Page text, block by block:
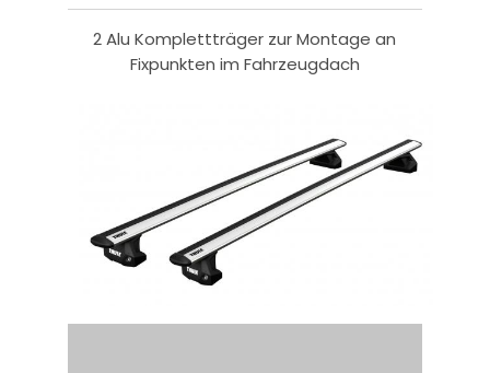
2 Alu Komplettträger zur Montage an
Fixpunkten im Fahrzeugdach